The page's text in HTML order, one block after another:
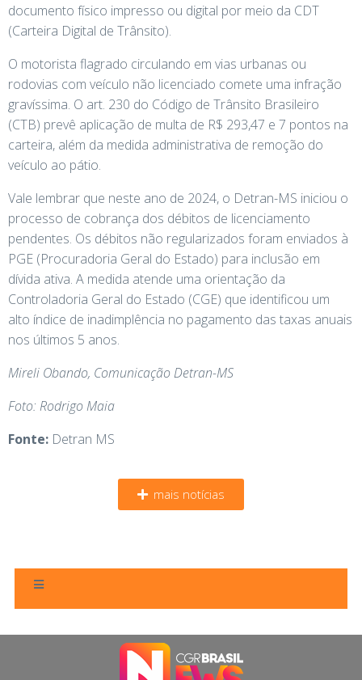
documento físico impresso ou digital por meio da CDT
(Carteira Digital de Trânsito).
O motorista flagrado circulando em vias urbanas ou
rodovias com veículo não licenciado comete uma infração
gravíssima. O art. 230 do Código de Trânsito Brasileiro
(CTB) prevê aplicação de multa de R$ 293,47 e 7 pontos na
carteira, além da medida administrativa de remoção do
veículo ao pátio.
Vale lembrar que neste ano de 2024, o Detran-MS iniciou o
processo de cobrança dos débitos de licenciamento
pendentes. Os débitos não regularizados foram enviados à
PGE (Procuradoria Geral do Estado) para inclusão em
dívida ativa. A medida atende uma orientação da
Controladoria Geral do Estado (CGE) que identificou um
alto índice de inadimplência no pagamento das taxas anuais
nos últimos 5 anos.
Mireli Obando, Comunicação Detran-MS
Foto: Rodrigo Maia
Fonte: Detran MS
mais notícias